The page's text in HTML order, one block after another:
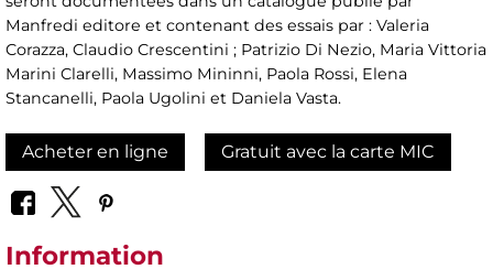
Manfredi editore et contenant des essais par : Valeria
Corazza, Claudio Crescentini ; Patrizio Di Nezio, Maria Vittoria
Marini Clarelli, Massimo Mininni, Paola Rossi, Elena
Stancanelli, Paola Ugolini et Daniela Vasta.
Acheter en ligne Gratuit avec la carte MIC
Information